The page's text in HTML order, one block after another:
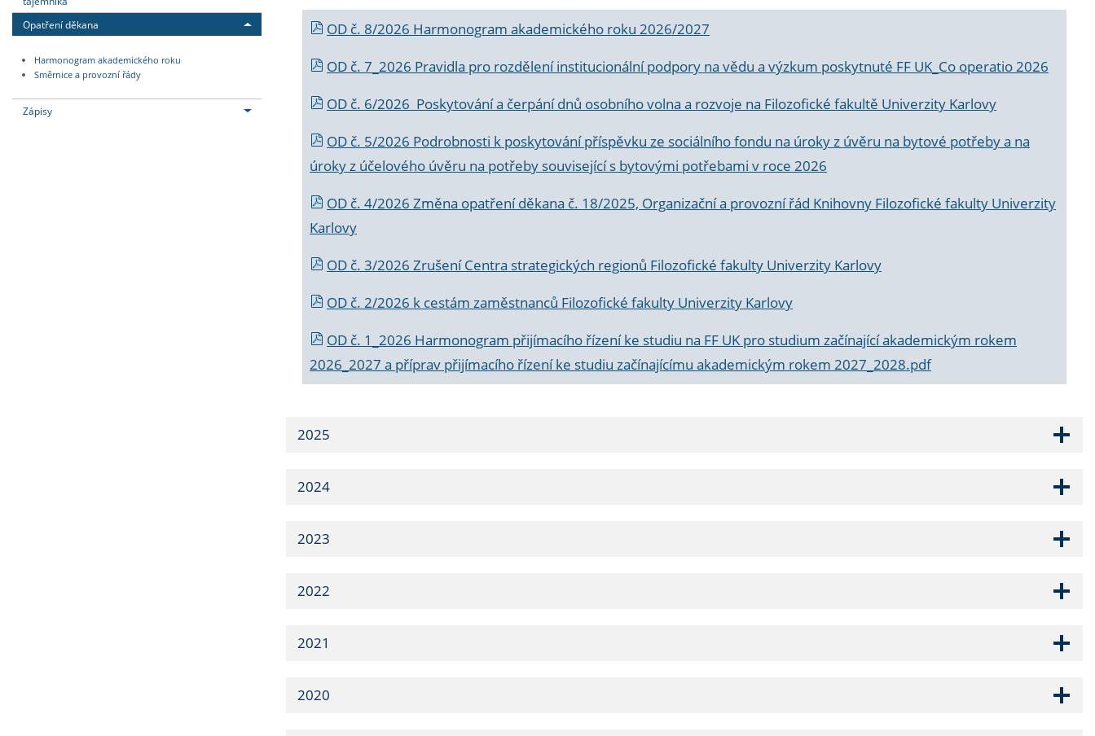
Opatření děkana
Harmonogram akademického roku
Směrnice a provozní řády
Zápisy
OD č. 8/2026 Harmonogram akademického roku 2026/2027
OD č. 7_2026 Pravidla pro rozdělení institucionální podpory na vědu a výzkum poskytnuté FF UK_Co operatio 2026
OD č. 6/2026 Poskytování a čerpání dnů osobního volna a rozvoje na Filozofické fakultě Univerzity Karlovy
OD č. 5/2026 Podrobnosti k poskytování příspěvku ze sociálního fondu na úroky z úvěru na bytové potřeby a na
úroky z účelového úvěru na potřeby související s bytovými potřebami v roce 2026
OD č. 4/2026 Změna opatření děkana č. 18/2025, Organizační a provozní řád Knihovny Filozofické fakulty Univerzity
Karlovy
OD č. 3/2026 Zrušení Centra strategických regionů Filozofické fakulty Univerzity Karlovy
OD č. 2/2026 k cestám zaměstnanců Filozofické fakulty Univerzity Karlovy
OD č. 1_2026 Harmonogram přijímacího řízení ke studiu na FF UK pro studium začínající akademickým rokem
2026_2027 a příprav přijímacího řízení ke studiu začínajícímu akademickým rokem 2027_2028.pdf
2025
2024
2023
2022
2021
2020